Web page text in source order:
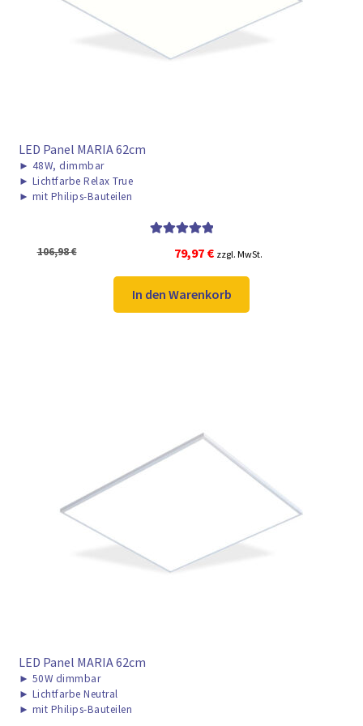
► ZAHLARTEN
► VERSANDARTEN
LED Panel MARIA 62cm
► 48W, dimmbar
► Lichtfarbe Relax True
► mit Philips-Bauteilen
von 5
106,98€
Ursprünglicher
Preis
war:
106,98 €
79,97 €Aktueller
Preis
ist:
79,97 €.
zzgl. MwSt.
In den Warenkorb
LED Panel MARIA 62cm
► 50W dimmbar
► Lichtfarbe Neutral
► mit Philips-Bauteilen